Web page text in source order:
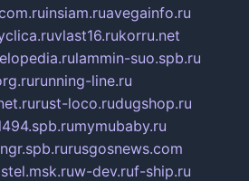
insiam.ruavegainfo.ru
vlast16.rukorru.net
lammin-suo.spb.ru
running-line.ru
rust-loco.rudugshop.ru
mymubaby.ru
ngr.spb.rurusgosnews.com
w-dev.ruf-ship.ru